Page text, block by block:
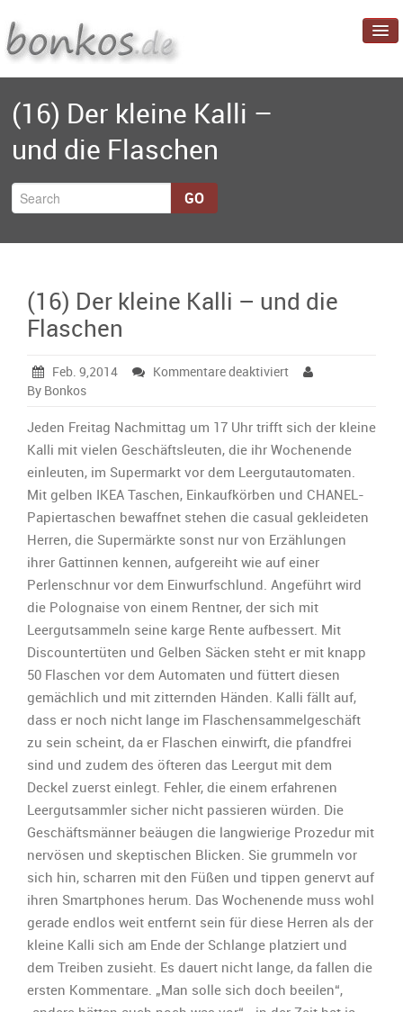
Startseite
Blog
Projekte
Über mich
(16) Der kleine Kalli –
und die Flaschen
GO
(16) Der kleine Kalli – und die
Flaschen
Feb. 9,2014 Kommentare deaktiviertfür
kleine
Kalli
–
und
die
Flaschen
By Bonkos
Jeden Freitag Nachmittag um 17 Uhr trifft sich der kleine
Kalli mit vielen Geschäftsleuten, die ihr Wochenende
einleuten, im Supermarkt vor dem Leergutautomaten.
Mit gelben IKEA Taschen, Einkaufkörben und CHANEL-
Papiertaschen bewaffnet stehen die casual gekleideten
Herren, die Supermärkte sonst nur von Erzählungen
ihrer Gattinnen kennen, aufgereiht wie auf einer
Perlenschnur vor dem Einwurfschlund. Angeführt wird
die Polognaise von einem Rentner, der sich mit
Leergutsammeln seine karge Rente aufbessert. Mit
Discountertüten und Gelben Säcken steht er mit knapp
50 Flaschen vor dem Automaten und füttert diesen
gemächlich und mit zitternden Händen. Kalli fällt auf,
dass er noch nicht lange im Flaschensammelgeschäft
zu sein scheint, da er Flaschen einwirft, die pfandfrei
sind und zudem des öfteren das Leergut mit dem
Deckel zuerst einlegt. Fehler, die einem erfahrenen
Leergutsammler sicher nicht passieren würden. Die
Geschäftsmänner beäugen die langwierige Prozedur mit
nervösen und skeptischen Blicken. Sie grummeln vor
sich hin, scharren mit den Füßen und tippen genervt auf
ihren Smartphones herum. Das Wochenende muss wohl
gerade endlos weit entfernt sein für diese Herren als der
kleine Kalli sich am Ende der Schlange platziert und
dem Treiben zusieht. Es dauert nicht lange, da fallen die
ersten Kommentare. „Man solle sich doch beeilen“,